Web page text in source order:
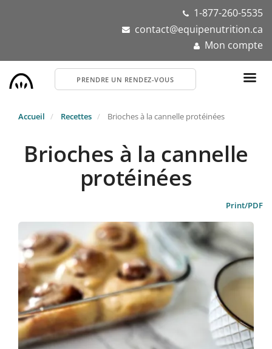
1-877-260-5535
contact@equipenutrition.ca
Mon compte
PRENDRE UN RENDEZ-VOUS
Accueil Recettes Brioches à la cannelle protéinées
Brioches à la cannelle
protéinées
Print/PDF